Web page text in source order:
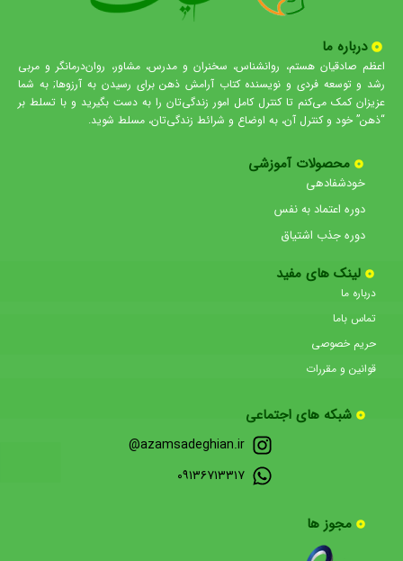
درباره ما
اعظم صادقیان هستم، روانشناس، سخنران و مدرس، مشاور، روان‌درمانگر و مربی
رشد و توسعه فردی و نویسنده کتاب آرامش ذهن برای رسیدن به آرزوها; به شما
عزیزان کمک می‌کنم تا کنترل کامل امور زندگی‌تان را به دست بگیرید و با تسلط بر
“ذهن” خود و کنترل آن، به اوضاع و شرائط زندگی‌تان، مسلط شوید.
محصولات آموزشی
خودشفادهی
دوره اعتماد به نفس
دوره جذب اشتیاق
لینک های مفید
درباره ما
تماس باما
حریم خصوصی
قوانین و مقررات
شبکه های اجتماعی
azamsadeghian.ir@
۰۹۱۳۶۷۱۳۳۱۷
مجوز ها